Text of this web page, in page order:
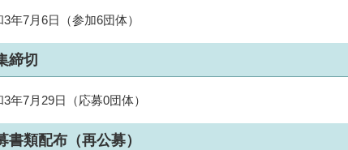
3年7月6日（参加6団体）
締切
3年7月29日（応募0団体）
書類配布（再公募）